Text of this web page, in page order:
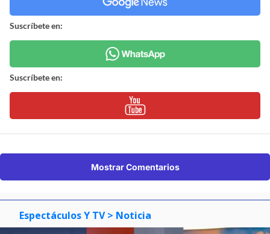
Suscríbete en:
Suscríbete en:
Mostrar Comentarios
Espectáculos Y TV > Noticia